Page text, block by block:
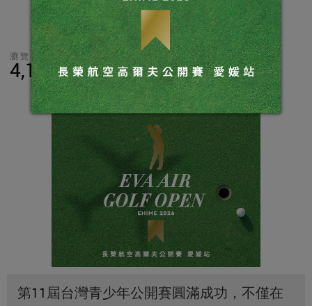
瀏覽數
4,105 分享 LINE
第11屆台灣青少年公開賽圓滿成功，不僅在